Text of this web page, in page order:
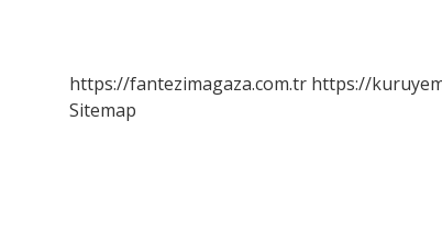
https://fantezimagaza.com.tr https://
Sitemap